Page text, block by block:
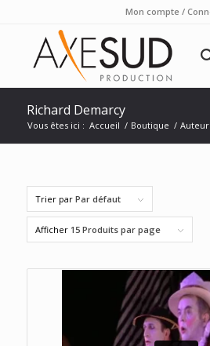
Mon compte /
Richard Demarcy
Vous êtes ici : Accueil / Boutique / Auteur
Trier par Par défaut
Afficher 15 Produits par page